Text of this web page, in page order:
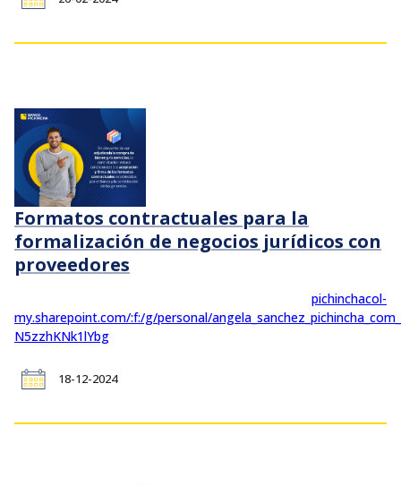
Formatos contractuales para la
formalización de negocios jurídicos con
proveedores
pichinchacol-
my.sharepoint.com/:f:/g/personal/
N5zzhKNk1lYbg
18-12-2024